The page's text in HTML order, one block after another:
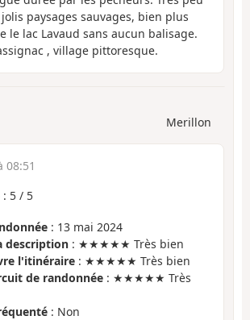
paysages sauvages, bien plus
le lac Lavaud sans aucun balisage.
, village pittoresque.
Merillon
08:51
: 5 / 5
: 13 mai 2024
description : ★★★★★ Très bien
l'itinéraire : ★★★★★ Très bien
de randonnée : ★★★★★ Très
: Non